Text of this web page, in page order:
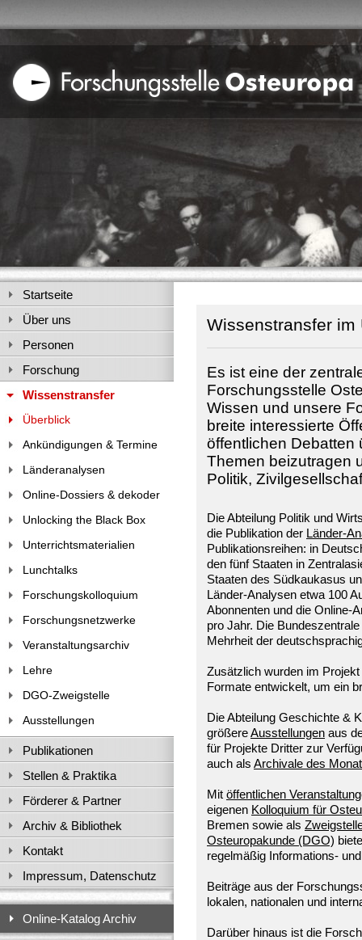
Wissenstransfer im
Es ist eine der
Forschungsstelle
Wissen und unsere
breite interessierte
öffentlichen Debatten
Themen beizutragen
Politik,
Die Abteilung Politik und
die Publikation der Länder-
Publikationsreihen: in
den fünf Staaten in
Staaten des Südkaukasus
Länder-Analysen etwa 100
Abonnenten und die Online-
pro Jahr. Die
Mehrheit der
Zusätzlich wurden im Projekt
Formate entwickelt, um ein
Die Abteilung Geschichte &
größereAusstellungen aus
für Projekte Dritter zur
auch als Archivale des
Mit öffentlichen
eigenen Kolloquium für
Bremen sowie als
Osteuropakunde (DGO)
regelmäßig Informations-
Beiträge aus der
lokalen, nationalen und
Darüber hinaus ist die
Startseite
Über uns
Personen
Forschung
Wissenstransfer
Überblick
Ankündigungen & Termine
Länderanalysen
Online-Dossiers & dekoder
Unlocking the Black Box
Unterrichtsmaterialien
Lunchtalks
Forschungskolloquium
Forschungsnetzwerke
Veranstaltungsarchiv
Lehre
DGO-Zweigstelle
Ausstellungen
Publikationen
Stellen & Praktika
Förderer & Partner
Archiv & Bibliothek
Kontakt
Impressum, Datenschutz
Online-Katalog Archiv